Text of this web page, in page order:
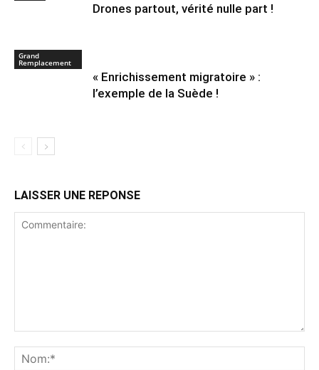
Drones partout, vérité nulle part !
Grand
Remplacement
« Enrichissement migratoire » :
l’exemple de la Suède !
LAISSER UNE REPONSE